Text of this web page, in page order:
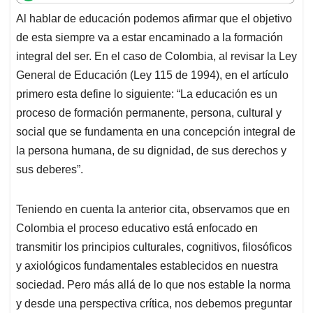
t
s
A
p
p
e
b
o
o
k
k
e
d
I
n
i
l
e
a
d
s
Al hablar de educación podemos afirmar que el objetivo
de esta siempre va a estar encaminado a la formación
integral del ser. En el caso de Colombia, al revisar la Ley
General de Educación (Ley 115 de 1994), en el artículo
primero esta define lo siguiente: “La educación es un
proceso de formación permanente, persona, cultural y
social que se fundamenta en una concepción integral de
la persona humana, de su dignidad, de sus derechos y
sus deberes”.
Teniendo en cuenta la anterior cita, observamos que en
Colombia el proceso educativo está enfocado en
transmitir los principios culturales, cognitivos, filosóficos
y axiológicos fundamentales establecidos en nuestra
sociedad. Pero más allá de lo que nos estable la norma
y desde una perspectiva crítica, nos debemos preguntar